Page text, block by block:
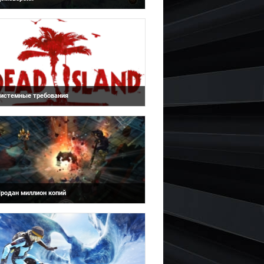
появилась демоверсия игры Pirates of
Games. Издатель игры - Paradox Int...
Island
требования
В сервисе цифровой дистрибуции Steam
требования предстоящего зомби-
миллион копий
Увлекательная ролевая игра от создателей
для миллионов игроков по
м...